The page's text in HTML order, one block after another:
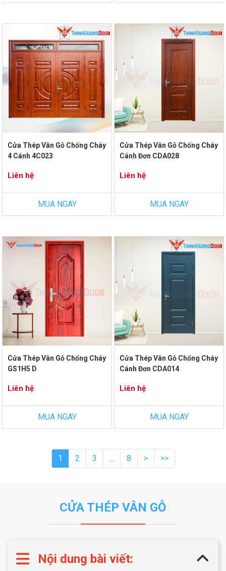
Cửa Thép Vân Gỗ Chống Cháy
4 Cánh 4C023
Liên hệ
MUA NGAY
Cửa Thép Vân Gỗ Chống Cháy
Cánh Đơn CDA028
Liên hệ
MUA NGAY
Cửa Thép Vân Gỗ Chống Cháy
GS1H5 D
Liên hệ
MUA NGAY
Cửa Thép Vân Gỗ Chống Cháy
Cánh Đơn CDA014
Liên hệ
MUA NGAY
1 2 3 ... 8 > >>
CỬA THÉP VÂN GỖ
Nội dung bài viết: